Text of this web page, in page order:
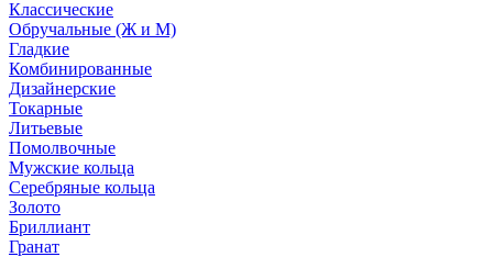
Классические
Обручальные (Ж и М)
Гладкие
Комбинированные
Дизайнерские
Токарные
Литьевые
Помолвочные
Мужские кольца
Серебряные кольца
Золото
Бриллиант
Гранат